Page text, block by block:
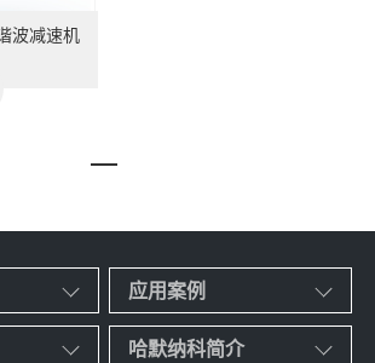
波减速机
应用案例
哈默纳科简介